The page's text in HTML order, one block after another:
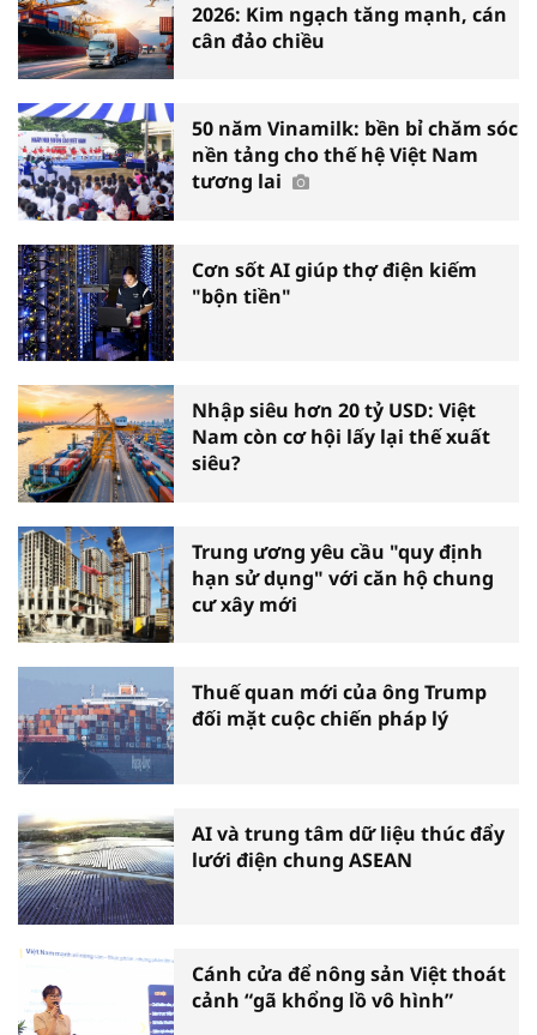
2026: Kim ngạch tăng mạnh, cán
cân đảo chiều
50 năm Vinamilk: bền bỉ chăm sóc
nền tảng cho thế hệ Việt Nam
tương lai
Cơn sốt AI giúp thợ điện kiếm
"bộn tiền"
Nhập siêu hơn 20 tỷ USD: Việt
Nam còn cơ hội lấy lại thế xuất
siêu?
Trung ương yêu cầu "quy định
hạn sử dụng" với căn hộ chung
cư xây mới
Thuế quan mới của ông Trump
đối mặt cuộc chiến pháp lý
AI và trung tâm dữ liệu thúc đẩy
lưới điện chung ASEAN
Cánh cửa để nông sản Việt thoát
cảnh “gã khổng lồ vô hình”